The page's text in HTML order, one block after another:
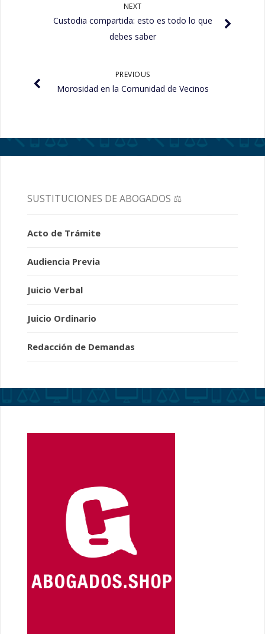
NEXT
Custodia compartida: esto es todo lo que
debes saber
PREVIOUS
Morosidad en la Comunidad de Vecinos
SUSTITUCIONES DE ABOGADOS ⚖️
Acto de Trámite
Audiencia Previa
Juicio Verbal
Juicio Ordinario
Redacción de Demandas